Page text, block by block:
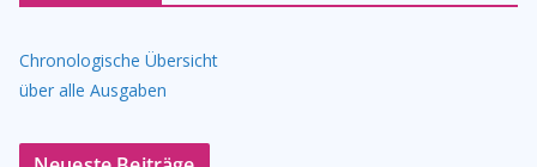
Chronologische Übersicht
über alle Ausgaben